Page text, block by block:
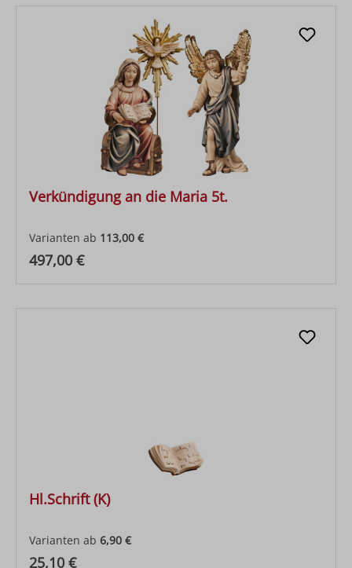
Verkündigung an die Maria 5t.
Varianten ab 113,00 €
Regulärer Preis:
497,00 €
Hl.Schrift (K)
Varianten ab 6,90 €
Regulärer Preis:
25,10 €